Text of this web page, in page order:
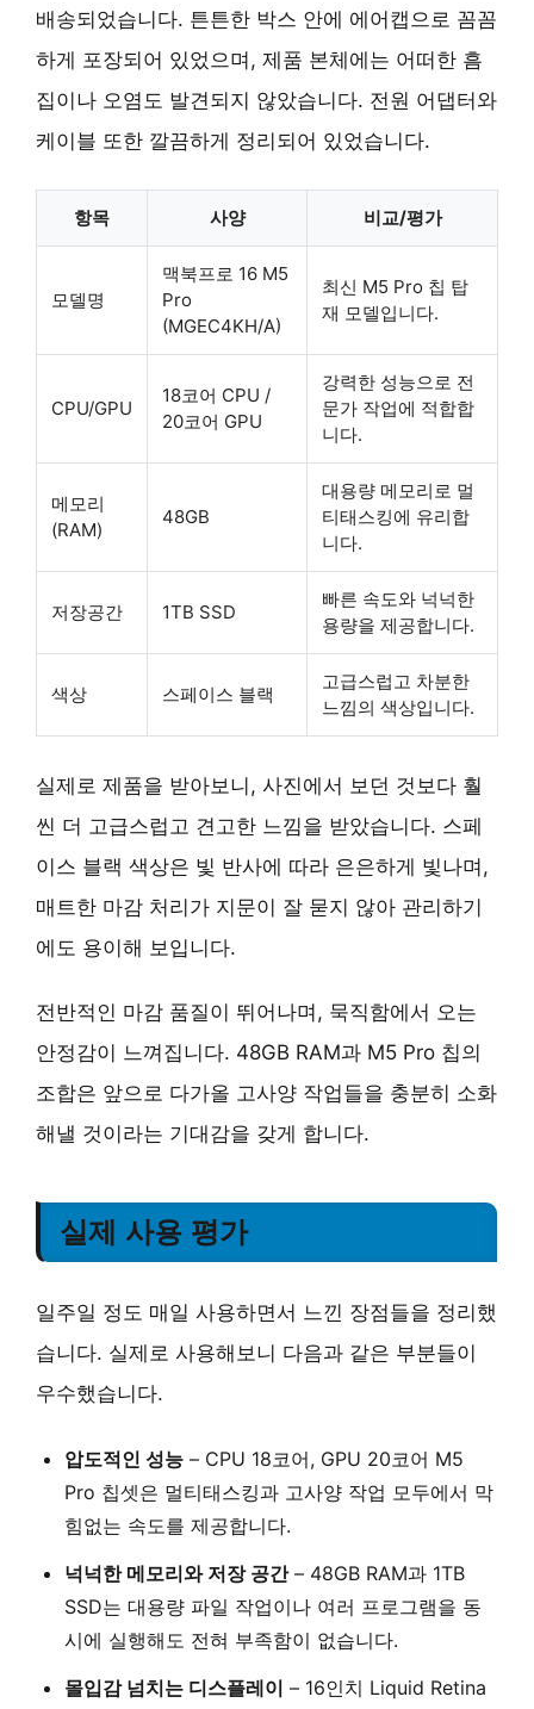
배송되었습니다. 튼튼한 박스 안에 에어캡으로 꼼꼼
하게 포장되어 있었으며, 제품 본체에는 어떠한 흠
집이나 오염도 발견되지 않았습니다. 전원 어댑터와
케이블 또한 깔끔하게 정리되어 있었습니다.
항목 사양 비교/평가
모델명
맥북프로 16 M5
Pro
(MGEC4KH/A)
최신 M5 Pro 칩 탑
재 모델입니다.
CPU/GPU
18코어 CPU /
20코어 GPU
강력한 성능으로 전
문가 작업에 적합합
니다.
메모리
(RAM)
48GB
대용량 메모리로 멀
티태스킹에 유리합
니다.
저장공간 1TB SSD
빠른 속도와 넉넉한
용량을 제공합니다.
색상 스페이스 블랙
고급스럽고 차분한
느낌의 색상입니다.
실제로 제품을 받아보니, 사진에서 보던 것보다 훨
씬 더 고급스럽고 견고한 느낌을 받았습니다. 스페
이스 블랙 색상은 빛 반사에 따라 은은하게 빛나며,
매트한 마감 처리가 지문이 잘 묻지 않아 관리하기
에도 용이해 보입니다.
전반적인 마감 품질이 뛰어나며, 묵직함에서 오는
안정감이 느껴집니다. 48GB RAM과 M5 Pro 칩의
조합은 앞으로 다가올 고사양 작업들을 충분히 소화
해낼 것이라는 기대감을 갖게 합니다.
실제 사용 평가
일주일 정도 매일 사용하면서 느낀 장점들을 정리했
습니다. 실제로 사용해보니 다음과 같은 부분들이
우수했습니다.
압도적인 성능 – CPU 18코어, GPU 20코어 M5
Pro 칩셋은 멀티태스킹과 고사양 작업 모두에서 막
힘없는 속도를 제공합니다.
넉넉한 메모리와 저장 공간– 48GB RAM과 1TB
SSD는 대용량 파일 작업이나 여러 프로그램을 동
시에 실행해도 전혀 부족함이 없습니다.
몰입감 넘치는 디스플레이 – 16인치 Liquid Retina